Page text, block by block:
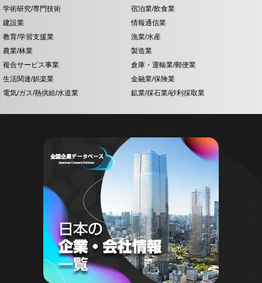
学術研究/専門技術
宿泊業/飲食業
建設業
情報通信業
教育/学習支援業
漁業/水産
農業/林業
製造業
複合サービス事業
倉庫・運輸業/郵便業
生活関連/娯楽業
金融業/保険業
電気/ガス/熱供給/水道業
鉱業/採石業/砂利採取業